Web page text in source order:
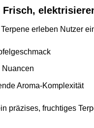
Frisch,
erleben Nutzer
Nuancen
Aroma-Komplexität
präzises, fruchtiges